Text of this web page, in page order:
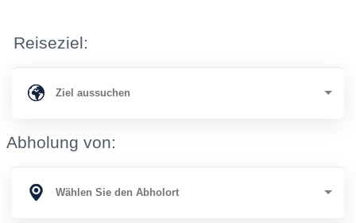
Reiseziel:
Abholung von: